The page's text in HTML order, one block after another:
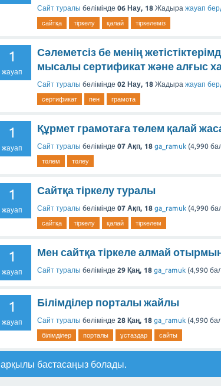
Сайт туралы бөлімінде 06 Нау, 18 Жадыра жауап
сайтқа тіркелу қалай тіркелеміз
1
жауап
Сәлеметсіз бе менің
мысалы сертификат жəне алғыс
Сайт туралы бөлімінде 02 Нау, 18 Жадыра жауап
сертификат пен грамота
1
жауап
Құрмет грамотаға төлем қалай
Сайт туралы бөлімінде 07 Ақп, 18 ga_ramuk (4,990
төлем төлеу
1
жауап
Сайтқа тіркелу туралы
Сайт туралы бөлімінде 07 Ақп, 18 ga_ramuk (4,990
сайтқа тіркелу қалай тіркелем
1
жауап
Мен сайтқа тіркеле алмай
Сайт туралы бөлімінде 29 Қаң, 18 ga_ramuk (4,990
1
жауап
Білімділер порталы жайлы
Сайт туралы бөлімінде 28 Қаң, 18 ga_ramuk (4,990
білімділер порталы ұстаздар сайты
арқылы бастасаңыз болады.